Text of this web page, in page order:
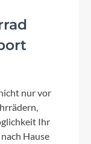
nur vor
Ihr
Hause